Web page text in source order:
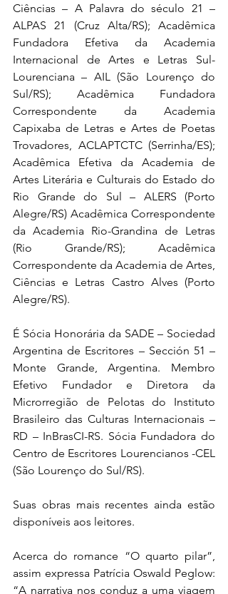
Ciências – A Palavra do século 21 –
ALPAS 21 (Cruz Alta/RS); Acadêmica
Fundadora Efetiva da Academia
Internacional de Artes e Letras Sul-
Lourenciana – AIL (São Lourenço do
Sul/RS); Acadêmica Fundadora
Correspondente da Academia
Capixaba de Letras e Artes de Poetas
Trovadores, ACLAPTCTC (Serrinha/ES);
Acadêmica Efetiva da Academia de
Artes Literária e Culturais do Estado do
Rio Grande do Sul – ALERS (Porto
Alegre/RS) Acadêmica Correspondente
da Academia Rio-Grandina de Letras
(Rio Grande/RS); Acadêmica
Correspondente da Academia de Artes,
Ciências e Letras Castro Alves (Porto
Alegre/RS).
É Sócia Honorária da SADE – Sociedad
Argentina de Escritores – Sección 51 –
Monte Grande, Argentina. Membro
Efetivo Fundador e Diretora da
Microrregião de Pelotas do Instituto
Brasileiro das Culturas Internacionais –
RD – InBrasCI-RS. Sócia Fundadora do
Centro de Escritores Lourencianos -CEL
(São Lourenço do Sul/RS).
Suas obras mais recentes ainda estão
disponíveis aos leitores.
Acerca do romance “O quarto pilar”,
assim expressa Patrícia Oswald Peglow:
“A narrativa nos conduz a uma viagem